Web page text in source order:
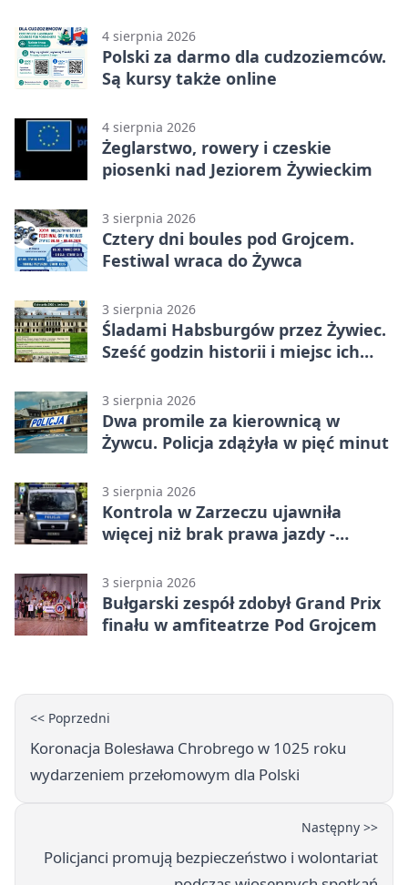
4 sierpnia 2026
Polski za darmo dla cudzoziemców.
Są kursy także online
4 sierpnia 2026
Żeglarstwo, rowery i czeskie
piosenki nad Jeziorem Żywieckim
3 sierpnia 2026
Cztery dni boules pod Grojcem.
Festiwal wraca do Żywca
3 sierpnia 2026
Śladami Habsburgów przez Żywiec.
Sześć godzin historii i miejsc ich
3 sierpnia 2026
Dwa promile za kierownicą w
Żywcu. Policja zdążyła w pięć minut
3 sierpnia 2026
Kontrola w Zarzeczu ujawniła
więcej niż brak prawa jazdy -
3 sierpnia 2026
Bułgarski zespół zdobył Grand Prix
finału w amfiteatrze Pod Grojcem
<< Poprzedni
Koronacja Bolesława Chrobrego w 1025 roku
wydarzeniem przełomowym dla Polski
Następny >>
Policjanci promują bezpieczeństwo i wolontariat